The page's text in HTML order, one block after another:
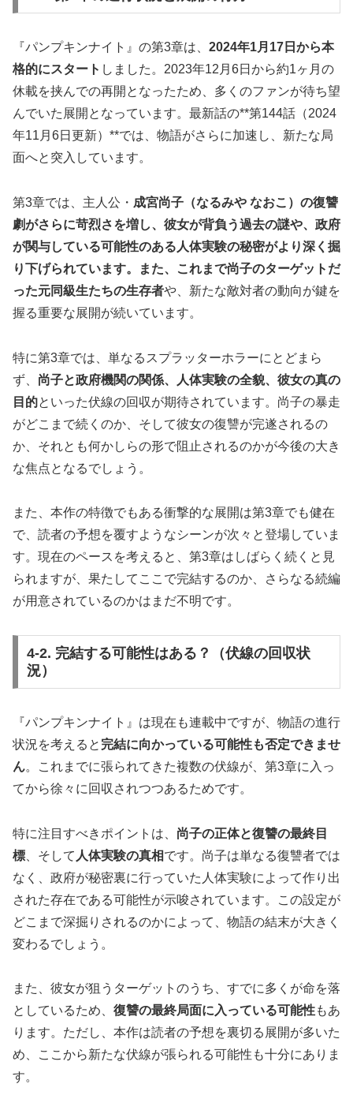
『パンプキンナイト』の第3章は、 2024年1月17日から本
格的にスタート しました。2023年12月6日から約1ヶ月の
休載を挟んでの再開となったため、多くのファンが待ち望
んでいた展開となっています。最新話の**第144話（2024
年11月6日更新）**では、物語がさらに加速し、新たな局
面へと突入しています。
第3章では、主人公・ 成宮尚子（なるみや なおこ）の復讐
劇がさらに苛烈さを増し、彼女が背負う過去の謎や、政府
が関与している可能性のある人体実験の秘密がより深く掘
り下げられています。また、これまで尚子のターゲットだ
った元同級生たちの生存者や、新たな敵対者の動向が鍵を
握る重要な展開が続いています。
特に第3章では、単なるスプラッターホラーにとどまら
ず、 尚子と政府機関の関係、人体実験の全貌、彼女の真の
目的といった伏線の回収が期待されています。尚子の暴走
がどこまで続くのか、そして彼女の復讐が完遂されるの
か、それとも何かしらの形で阻止されるのかが今後の大き
な焦点となるでしょう。
また、本作の特徴でもある衝撃的な展開は第3章でも健在
で、読者の予想を覆すようなシーンが次々と登場していま
す。現在のペースを考えると、第3章はしばらく続くと見
られますが、果たしてここで完結するのか、さらなる続編
が用意されているのかはまだ不明です。
4-2. 完結する可能性はある？（伏線の回収状
況）
『パンプキンナイト』は現在も連載中ですが、物語の進行
状況を考えると 完結に向かっている可能性も否定できませ
ん。これまでに張られてきた複数の伏線が、第3章に入っ
てから徐々に回収されつつあるためです。
特に注目すべきポイントは、 尚子の正体と復讐の最終目
標 、そして 人体実験の真相です。尚子は単なる復讐者では
なく、政府が秘密裏に行っていた人体実験によって作り出
された存在である可能性が示唆されています。この設定が
どこまで深掘りされるのかによって、物語の結末が大きく
変わるでしょう。
また、彼女が狙うターゲットのうち、すでに多くが命を落
としているため、 復讐の最終局面に入っている可能性もあ
ります。ただし、本作は読者の予想を裏切る展開が多いた
め、ここから新たな伏線が張られる可能性も十分にありま
す。